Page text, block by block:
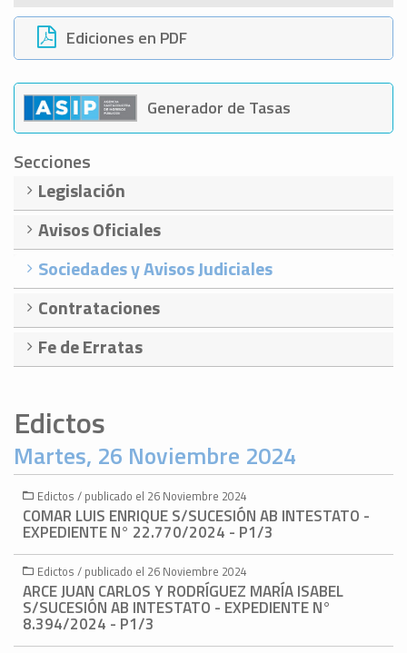
Ediciones en PDF
Generador de Tasas
Secciones
Legislación
Avisos Oficiales
Sociedades y Avisos Judiciales
Contrataciones
Fe de Erratas
Edictos
Martes, 26 Noviembre 2024
Edictos / publicado el 26 Noviembre 2024
COMAR LUIS ENRIQUE S/SUCESIÓN AB INTESTATO -
EXPEDIENTE N° 22.770/2024 - P1/3
Edictos / publicado el 26 Noviembre 2024
ARCE JUAN CARLOS Y RODRÍGUEZ MARÍA ISABEL
S/SUCESIÓN AB INTESTATO - EXPEDIENTE N°
8.394/2024 - P1/3